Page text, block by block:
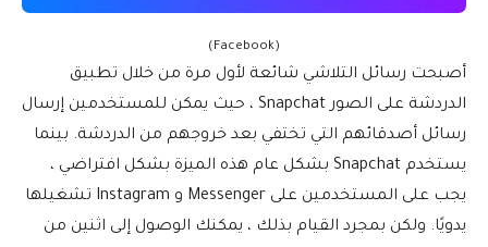
(Facebook)
أصبحت رسائل التلاشي شائعة لأول مرة من خلال تطبيق
الدردشة على الصور Snapchat ، حيث يمكن للمستخدمين إرسال
رسائل أصدقائهم التي تختفي بعد خروجهم من الدردشة. بينما
يستخدم Snapchat بشكل عام هذه الميزة بشكل افتراضي ،
يجب على المستخدمين على Messenger و Instagram تشغيلها
يدويًا. ولكن بمجرد القيام بذلك ، يمكنك الوصول إلى اثنين من